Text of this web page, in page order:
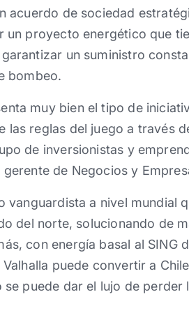
acuerdo de sociedad
un proyecto energético que
un suministro
bombeo.
muy bien el tipo de
las reglas del juego a través
de inversionistas y
de Negocios y
vanguardista a nivel mundial
del norte, solucionando de
con energía basal al SING
puede convertir a
puede dar el lujo de perder